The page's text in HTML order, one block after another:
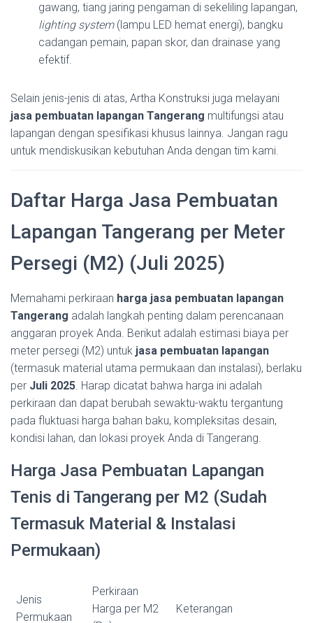
gawang, tiang jaring pengaman di sekeliling lapangan,
lighting system(lampu LED hemat energi), bangku
cadangan pemain, papan skor, dan drainase yang
efektif.
Selain jenis-jenis di atas, Artha Konstruksi juga melayani
jasa pembuatan lapangan Tangerang multifungsi atau
lapangan dengan spesifikasi khusus lainnya. Jangan ragu
untuk mendiskusikan kebutuhan Anda dengan tim kami.
Daftar Harga Jasa Pembuatan
Lapangan Tangerang per Meter
Persegi (M2) (Juli 2025)
Memahami perkiraan harga jasa pembuatan lapangan
Tangerang adalah langkah penting dalam perencanaan
anggaran proyek Anda. Berikut adalah estimasi biaya per
meter persegi (M2) untuk jasa pembuatan lapangan
(termasuk material utama permukaan dan instalasi), berlaku
per Juli 2025. Harap dicatat bahwa harga ini adalah
perkiraan dan dapat berubah sewaktu-waktu tergantung
pada fluktuasi harga bahan baku, kompleksitas desain,
kondisi lahan, dan lokasi proyek Anda di Tangerang.
Harga Jasa Pembuatan Lapangan
Tenis di Tangerang per M2 (Sudah
Termasuk Material & Instalasi
Permukaan)
Jenis
Permukaan
Perkiraan
Harga per M2
Keterangan